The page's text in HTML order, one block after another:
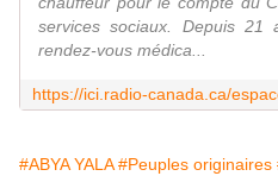
services sociaux. Depuis 21
rendez-vous médica...
#ABYA YALA #Peuples originaires